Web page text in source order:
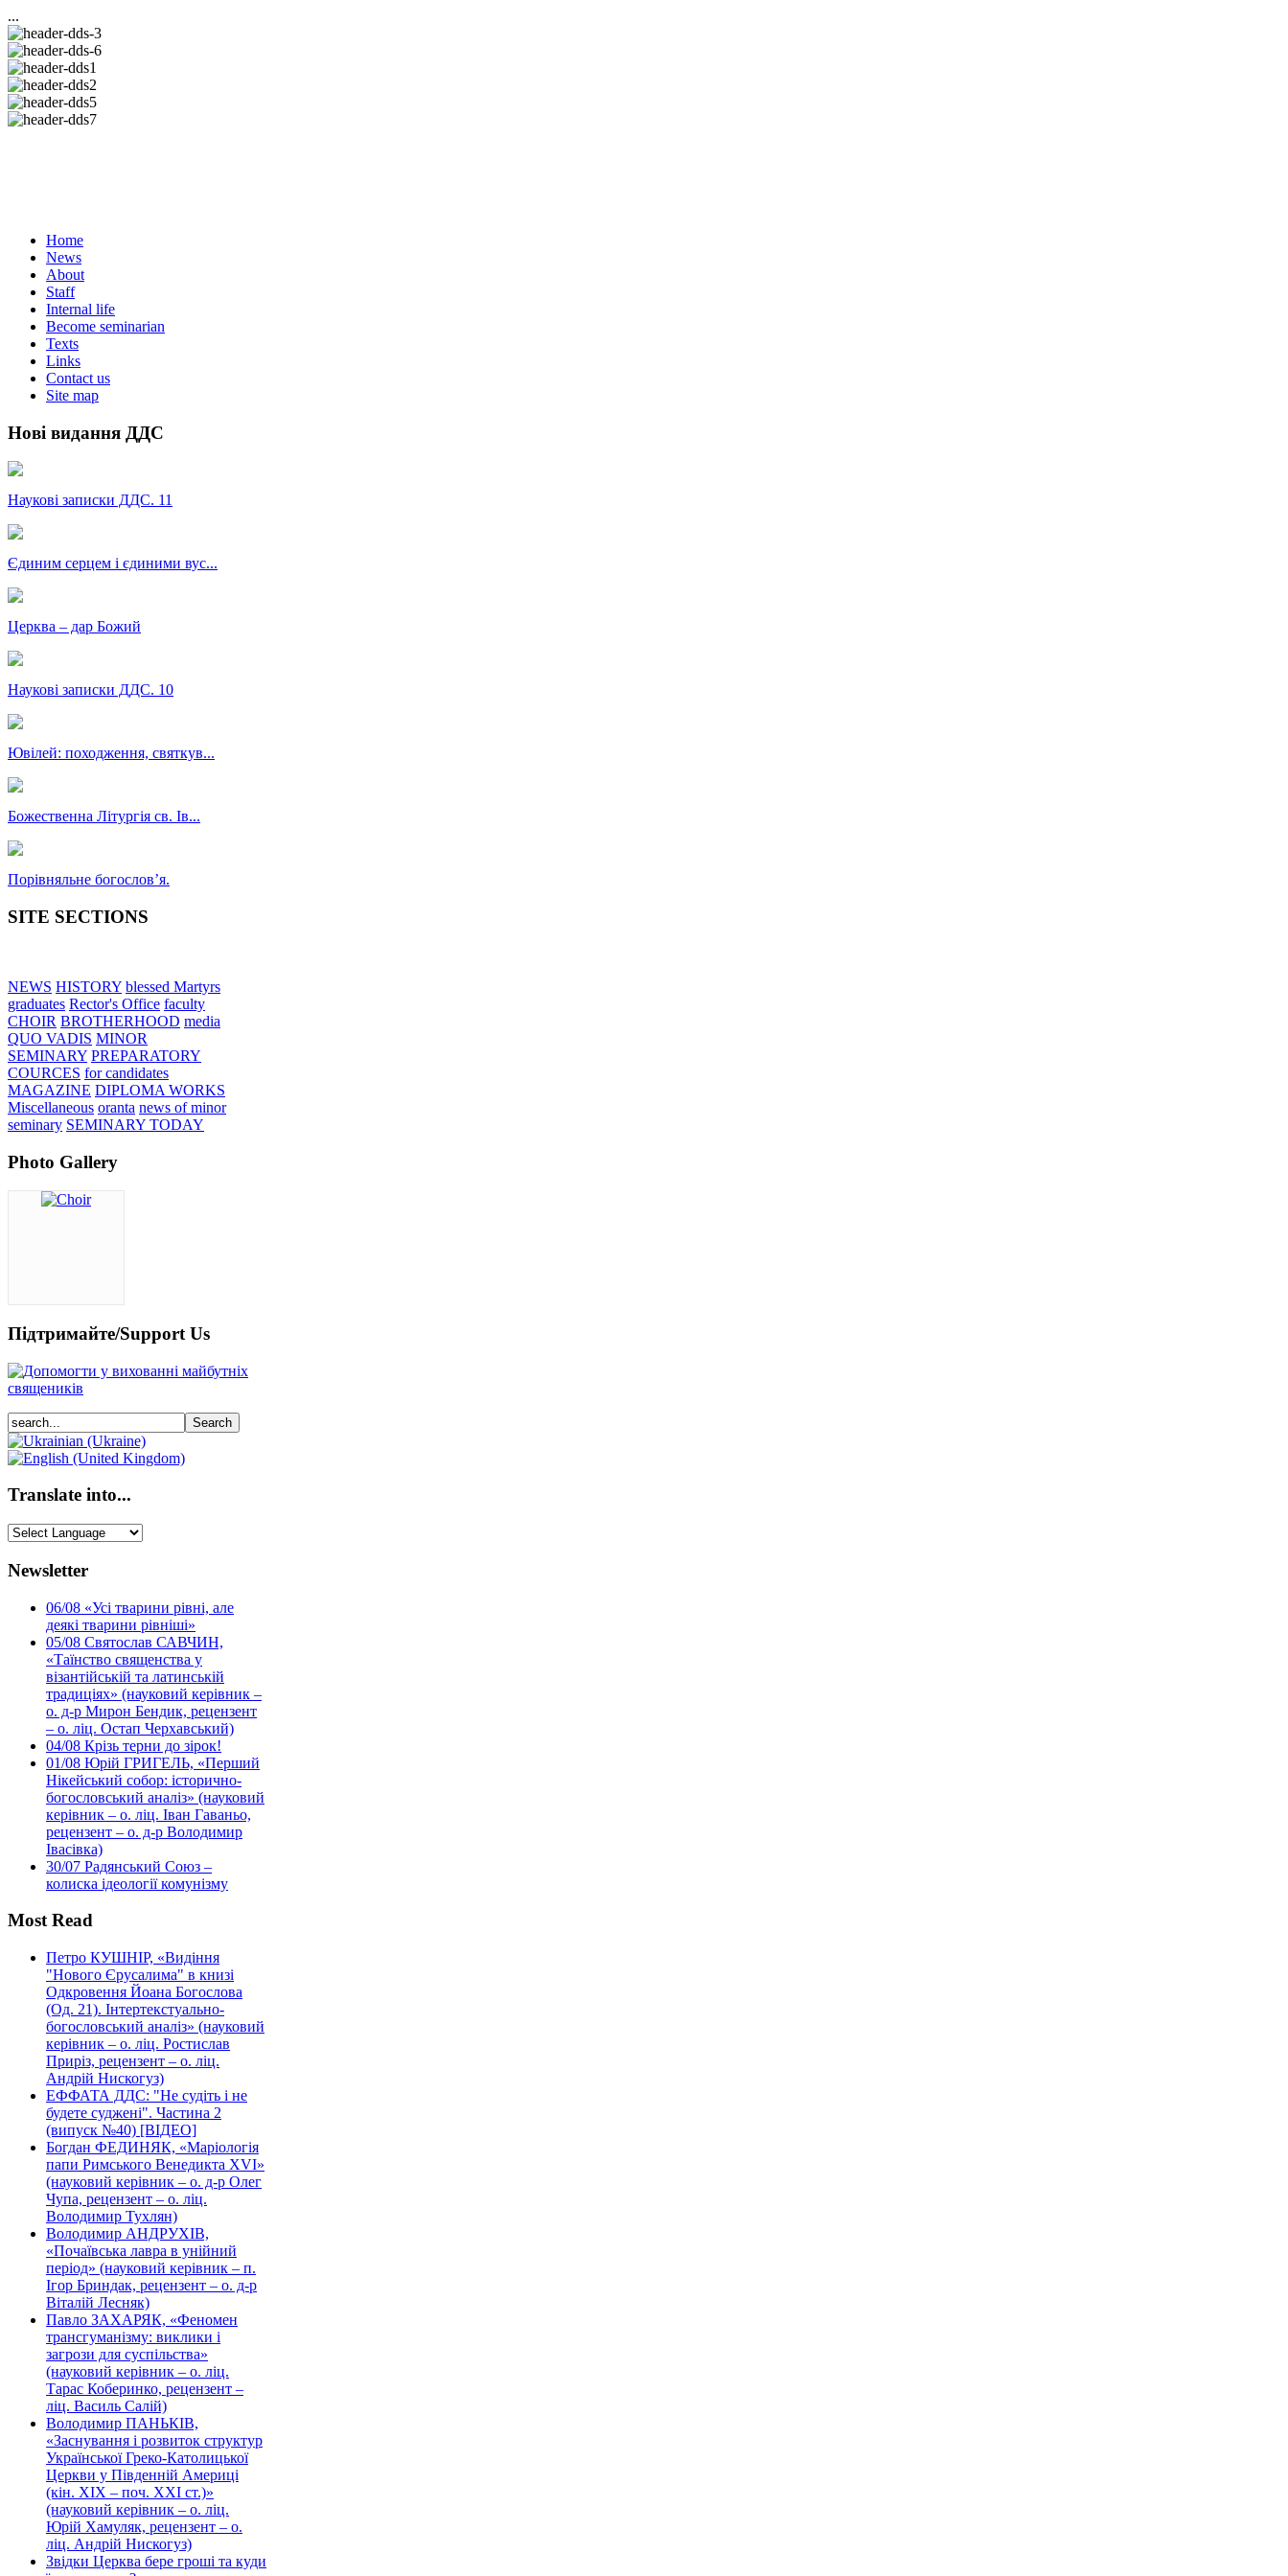
...
Home
News
About
Staff
Internal life
Become seminarian
Texts
Links
Contact us
Site map
Нові видання ДДС
Наукові записки ДДС. 11
Єдиним серцем і єдиними вус...
Церква – дар Божий
Наукові записки ДДС. 10
Ювілей: походження, святкув...
Божественна Літургія св. Ів...
Порівняльне богословʼя.
SITE SECTIONS
NEWS HISTORY blessed Martyrs
graduates Rector's Office faculty
CHOIR BROTHERHOOD media
QUO VADIS MINOR
SEMINARY PREPARATORY
COURCES for candidates
MAGAZINE DIPLOMA WORKS
Miscellaneous oranta news of minor
seminary SEMINARY TODAY
Photo Gallery
Підтримайте/Support Us
Translate into...
Newsletter
06/08 «Усі тварини рівні, але
деякі тварини рівніші»
05/08 Святослав САВЧИН,
«Таїнство священства у
візантійській та латинській
традиціях» (науковий керівник –
о. д-р Мирон Бендик, рецензент
– о. ліц. Остап Черхавський)
04/08 Крізь терни до зірок!
01/08 Юрій ГРИГЕЛЬ, «Перший
Нікейський собор: історично-
богословський аналіз» (науковий
керівник – о. ліц. Іван Гаваньо,
рецензент – о. д-р Володимир
Івасівка)
30/07 Радянський Союз –
колиска ідеології комунізму
Most Read
Петро КУШНІР, «Видіння
"Нового Єрусалима" в книзі
Одкровення Йоана Богослова
(Од. 21). Інтертекстуально-
богословський аналіз» (науковий
керівник – о. ліц. Ростислав
Приріз, рецензент – о. ліц.
Андрій Нискогуз)
ЕФФАТА ДДС: "Не судіть і не
будете суджені". Частина 2
(випуск №40) [ВІДЕО]
Богдан ФЕДИНЯК, «Маріологія
папи Римського Венедикта XVI»
(науковий керівник – о. д-р Олег
Чупа, рецензент – о. ліц.
Володимир Тухлян)
Володимир АНДРУХІВ,
«Почаївська лавра в унійний
період» (науковий керівник – п.
Ігор Бриндак, рецензент – о. д-р
Віталій Лесняк)
Павло ЗАХАРЯК, «Феномен
трансгуманізму: виклики і
загрози для суспільства»
(науковий керівник – о. ліц.
Тарас Коберинко, рецензент –
ліц. Василь Салій)
Володимир ПАНЬКІВ,
«Заснування і розвиток структур
Української Греко-Католицької
Церкви у Південній Америці
(кін. ХІХ – поч. ХХІ ст.)»
(науковий керівник – о. ліц.
Юрій Хамуляк, рецензент – о.
ліц. Андрій Нискогуз)
Звідки Церква бере гроші та куди